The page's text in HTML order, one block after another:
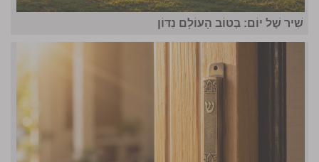
שִׁיר שֶׁל יוֹם: בְּטוֹב הָעוֹלָם נִדּוֹן